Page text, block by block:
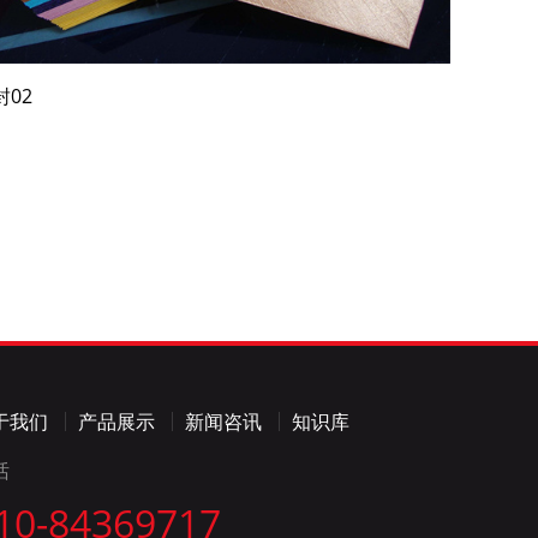
02
我们 产品展示 新闻咨讯
知识库
84369717